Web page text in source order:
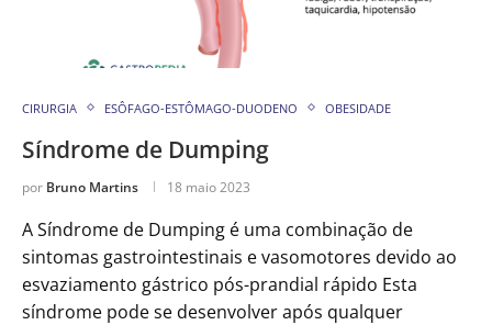
CIRURGIA ESÔFAGO-ESTÔMAGO-DUODENO OBESIDADE
Síndrome de Dumping
por Bruno Martins 18 maio 2023
A Síndrome de Dumping é uma combinação de
sintomas gastrointestinais e vasomotores devido ao
esvaziamento gástrico pós-prandial rápido Esta
síndrome pode se desenvolver após qualquer